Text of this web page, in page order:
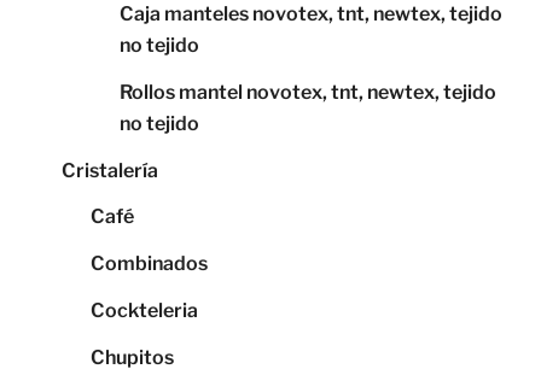
Caja manteles novotex, tnt, newtex, tejido
no tejido
Rollos mantel novotex, tnt, newtex, tejido
no tejido
Cristalería
Café
Combinados
Cockteleria
Chupitos